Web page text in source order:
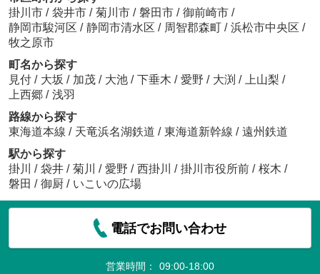
掛川市 / 袋井市 / 菊川市 / 磐田市 / 御前崎市 /
静岡市駿河区 / 静岡市清水区 / 周智郡森町 / 浜松市中央区 /
牧之原市
町名から探す
見付 / 大坂 / 加茂 / 大池 / 下垂木 / 愛野 / 大渕 / 上山梨 /
上西郷 / 浅羽
路線から探す
東海道本線 / 天竜浜名湖鉄道 / 東海道新幹線 / 遠州鉄道
駅から探す
掛川
/ 袋井 / 菊川 / 愛野 / 西掛川 / 掛川市役所前 / 桜木 /
磐田 / 御厨 / いこいの広場
電話でお問い合わせ
営業時間：
09:00-18:00